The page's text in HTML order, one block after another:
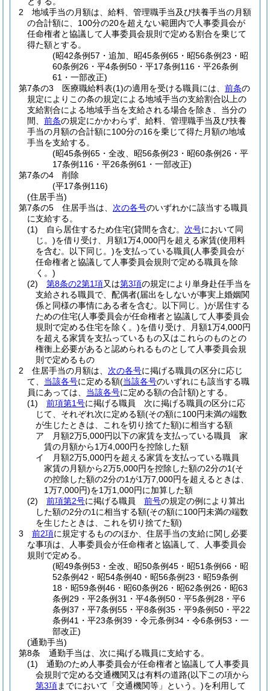
2
地域手当の月額は、給料、管理職手当及び扶養手当の月額
の合計額に、100分の20を超えない範囲内で人事委員会が
任命権者と協議して人事委員会規則で定める割合を乗じて
得た額とする。
(昭42条例57・追加、昭45条例65・昭56条例23・昭
60条例26・平4条例50・平17条例116・平26条例
61・一部改正)
第7条の3
医療職給料表(1)の適用を受ける職員には、 前条の
規定によりこの条の規定による地域手当の支給割合以上の
支給割合による地域手当を支給される場合を除き、当分の
間、 前条の規定にかかわらず、給料、管理職手当及び扶養
手当の月額の合計額に100分の16を乗じて得た月額の地域
手当を支給する。
(昭45条例65・全改、昭56条例23・昭60条例26・平
17条例116・平26条例61・一部改正)
第7条の4
削除
(平17条例116)
(住居手当)
第7条の5
住居手当は、 次の各号のいずれかに該当する職員
に支給する。
(1)
自ら居住するため住宅(貸間を含む。 次号において同
じ。)を借り受け、月額1万4,000円を超える家賃(使用料
を含む。以下同じ。)を支払っている職員(人事委員会が
任命権者と協議して人事委員会規則で定める職員を除
く。)
(2)
第8条の2第1項又は第3項の規定により単身赴任手当を
支給される職員で、配偶者(届出をしないが事実上婚姻関
係と同様の事情にある者を含む。以下同じ。)が居住する
ための住宅(人事委員会が任命権者と協議して人事委員会
規則で定める住宅を除く。)を借り受け、月額1万4,000円
を超える家賃を支払っているもの又はこれらのものとの
権衡上必要があると認められるものとして人事委員会規
則で定めるもの
2
住居手当の月額は、 次の各号に掲げる職員の区分に応じ
て、 当該各号に定める額(当該各号のいずれにも該当する職
員にあっては、 当該各号に定める額の合計額)とする。
(1)
前項第1号に掲げる職員 次に掲げる職員の区分に応
じて、それぞれ次に定める額(その額に100円未満の端数
が生じたときは、これを切り捨てた額)に相当する額
ア
月額2万5,000円以下の家賃を支払っている職員 家
賃の月額から1万4,000円を控除した額
イ
月額2万5,000円を超える家賃を支払っている職員
家賃の月額から2万5,000円を控除した額の2分の1(そ
の控除した額の2分の1が1万7,000円を超えるときは、
1万7,000円)を1万1,000円に加算した額
(2)
前項第2号に掲げる職員 前号の規定の例により算出
した額の2分の1に相当する額(その額に100円未満の端数
を生じたときは、これを切り捨てた額)
3
前2項に規定するもののほか、住居手当の支給に関し必要
な事項は、人事委員会が任命権者と協議して、人事委員会
規則で定める。
(昭49条例53・全改、昭50条例45・昭51条例66・昭
52条例42・昭54条例40・昭56条例23・昭59条例
18・昭59条例46・昭60条例26・昭62条例26・昭63
条例29・平2条例31・平4条例50・平5条例28・平6
条例37・平7条例55・平8条例35・平9条例50・平22
条例41・平23条例39・令元条例34・令6条例53・一
部改正)
(通勤手当)
第8条
通勤手当は、次に掲げる職員に支給する。
(1)
通勤のため人事委員会が任命権者と協議して人事委員
会規則で定める交通機関又は有料の道路(以下この項から
第3項までにおいて「交通機関等」という。)を利用して